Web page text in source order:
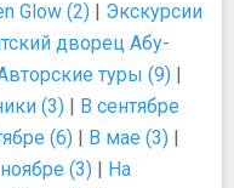
Glow (2) | Экскурсии
дворец Абу-
туры (9) |
(3) | В сентябре
(6) | В мае (3) |
(3) | На